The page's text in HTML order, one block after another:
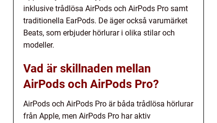
inklusive trådlösa AirPods och AirPods Pro samt
traditionella EarPods. De äger också varumärket
Beats, som erbjuder hörlurar i olika stilar och
modeller.
Vad är skillnaden mellan
AirPods och AirPods Pro?
AirPods och AirPods Pro är båda trådlösa hörlurar
från Apple, men AirPods Pro har aktiv